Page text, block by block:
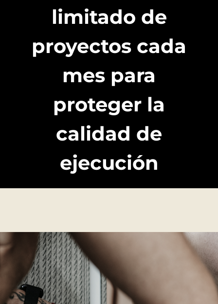
limitado de
proyectos cada
mes para
proteger la
calidad de
ejecución